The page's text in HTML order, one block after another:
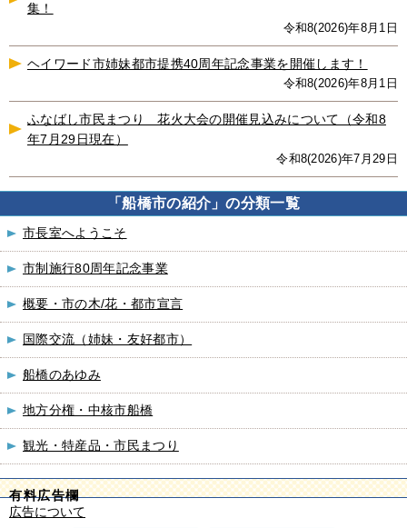
集！
令和8(2026)年8月1日
ヘイワード市姉妹都市提携40周年記念事業を開催します！
令和8(2026)年8月1日
ふなばし市民まつり 花火大会の開催見込みについて（令和8
年7月29日現在）
令和8(2026)年7月29日
「船橋市の紹介」の分類一覧
市長室へようこそ
市制施行80周年記念事業
概要・市の木/花・都市宣言
国際交流（姉妹・友好都市）
船橋のあゆみ
地方分権・中核市船橋
観光・特産品・市民まつり
有料広告欄
広告について